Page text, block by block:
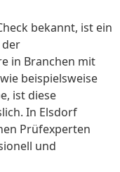
bekannt, ist ein
in Branchen mit
beispielsweise
ist diese
In Elsdorf
Prüfexperten
und